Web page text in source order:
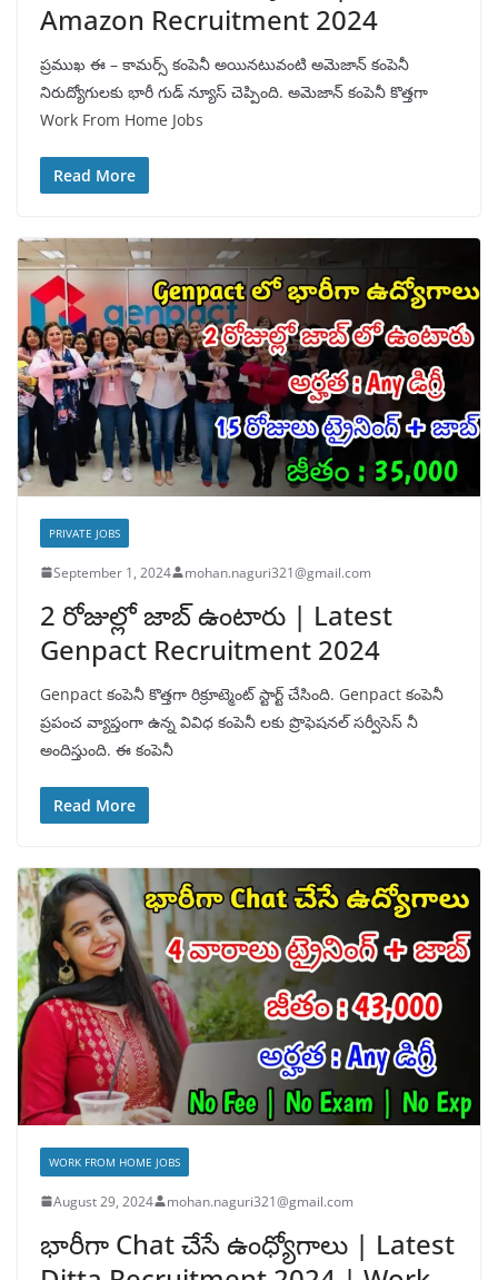
Amazon Recruitment 2024
ప్రముఖ ఈ – కామర్స్ కంపెనీ అయినటువంటి అమెజాన్ కంపెనీ
నిరుద్యోగులకు భారీ గుడ్ న్యూస్ చెప్పింది. అమెజాన్ కంపెనీ కొత్తగా
Work From Home Jobs
Read More
PRIVATE JOBS
September 1, 2024 mohan.naguri321@gmail.com
2 రోజుల్లో జాబ్ ఉంటారు | Latest
Genpact Recruitment 2024
Genpact కంపెనీ కొత్తగా రిక్రూట్మెంట్ స్టార్ట్ చేసింది. Genpact కంపెనీ
ప్రపంచ వ్యాప్తంగా ఉన్న వివిధ కంపెనీ లకు ప్రొఫెషనల్ సర్వీసెస్ నీ
అందిస్తుంది. ఈ కంపెనీ
Read More
WORK FROM HOME JOBS
August 29, 2024 mohan.naguri321@gmail.com
భారీగా Chat చేసే ఉంధ్యోగాలు | Latest